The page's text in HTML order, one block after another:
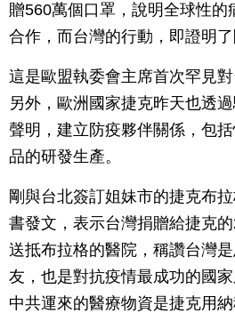
贈560萬個口罩，說明全球性的
合作，而台灣的行動，即證明了
這是歐盟執委會主席首次罕見
另外，歐洲國家捷克昨天也透
聲明，建立防疫夥伴關係，包
品的研發生產。
剛與台北簽訂姐妹市的捷克布
書發文，表示台灣捐贈給捷克
送抵布拉格的醫院，稱讚台灣
友，也是對抗疫情最成功的國
中共運來的醫療物資是捷克用